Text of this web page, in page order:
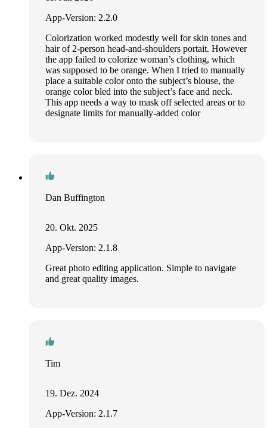
App-Version: 2.2.0
Colorization worked modestly well for skin tones and
hair of 2-person head-and-shoulders portait. However
the app failed to colorize woman’s clothing, which
was supposed to be orange. When I tried to manually
place a suitable color onto the subject’s blouse, the
orange color bled into the subject’s face and neck.
This app needs a way to mask off selected areas or to
designate limits for manually-added color
Dan Buffington
20. Okt. 2025
App-Version: 2.1.8
Great photo editing application. Simple to navigate
and great quality images.
Tim
19. Dez. 2024
App-Version: 2.1.7